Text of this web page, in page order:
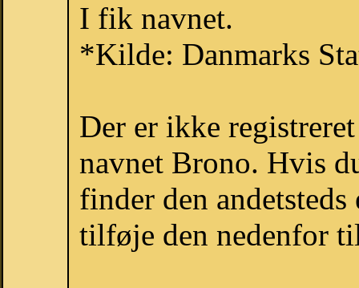
I fik navnet.
*Kilde: Danmarks
Der er ikke
navnet Brono. Hvis
finder den
tilføje den nedenfor